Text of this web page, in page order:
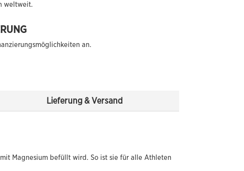
weltweit.
an.
Lieferung & Versand
Magnesium befüllt wird. So ist sie für alle Athleten